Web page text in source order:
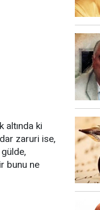
altında ki
zaruri ise,
bunu ne